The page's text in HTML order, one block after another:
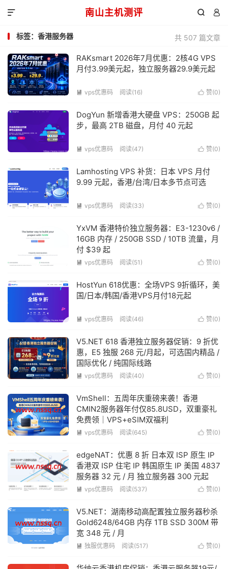
南山主机测评  

共 507 篇文章
标签：香港服务器
RAKsmart 2026年7月优惠：2核4G VPS
月付3.99美元起，独立服务器29.9美元起
 赞(0)
 vps优惠码 阅读(16)
DogYun 新增香港大硬盘 VPS：250GB 起
步，最高 2TB 磁盘，月付 40 元起
 赞(0)
 vps优惠码 阅读(47)
Lamhosting VPS 补货：日本 VPS 月付
9.99 元起，香港/台湾/日本多节点可选
 赞(0)
 vps优惠码 阅读(33)
YxVM 香港特价独立服务器：E3-1230v6 /
16GB 内存 / 250GB SSD / 10TB 流量，月
付 $39 起
 赞(0)
 vps优惠码 阅读(51)
HostYun 618优惠：全场VPS 9折循环，美
国/日本/韩国/香港VPS月付18元起
 赞(0)
 vps优惠码 阅读(46)
V5.NET 618 香港独立服务器促销：9 折优
惠，E5 独服 268 元/月起，可选国内精品 /
国际优化 / 纯国际线路
 赞(0)
 vps优惠码 阅读(40)
VmShell：五周年庆重磅来袭！香港
CMIN2服务器年付仅85.8USD，双重豪礼
免费领｜VPS+eSIM双福利
 赞(0)
 vps优惠码 阅读(645)
edgeNAT：优惠 8 折 日本双 ISP 原生 IP
香港双 ISP 住宅 IP 韩国原生 IP 美国 4837
服务器 32 元 / 月 独立服务器 300 元起
 赞(0)
 vps优惠码 阅读(537)
V5.NET：湖南移动高配置独立服务器秒杀
Gold6248/64GB 内存 1TB SSD 300M 带
宽 348 元 / 月
 赞(0)
 独服优惠码 阅读(517)